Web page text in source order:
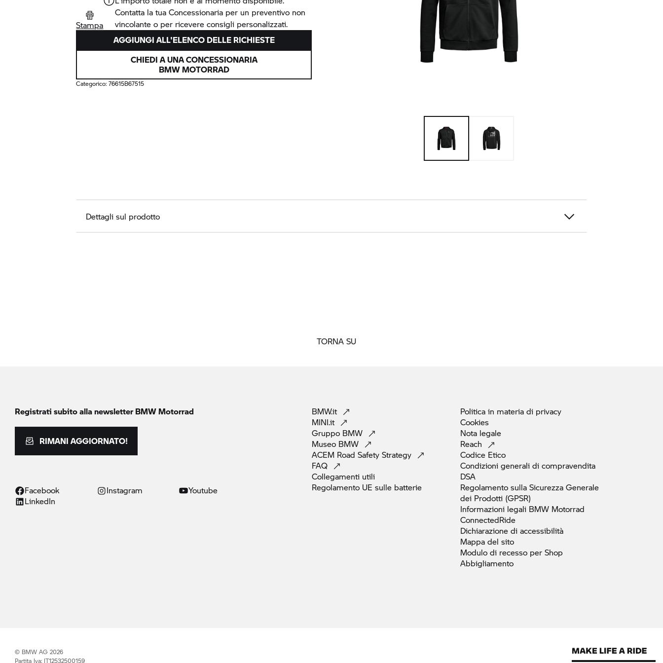
Stampa
Contatta la tua Concessionaria per un preventivo non
vincolante o per ricevere consigli personalizzati.
AGGIUNGI ALL'ELENCO DELLE RICHIESTE
CHIEDI A UNA CONCESSIONARIA
BMW MOTORRAD
Categorico:76615B67515
Dettagli sul prodotto
TORNA SU
Registrati subito alla newsletterBMW Motorrad
RIMANI AGGIORNATO!
Facebook Instagram
Youtube
LinkedIn
BMW.it
MINI.it
Gruppo BMW
Museo BMW
ACEM Road Safety Strategy
FAQ
Collegamenti utili
Regolamento UE sulle batterie
Politica in materia di privacy
Cookies
Nota legale
Reach
Codice Etico
Condizioni generali di compravendita
DSA
Regolamento sulla Sicurezza Generale
dei Prodotti (GPSR)
Informazioni legali BMW Motorrad
ConnectedRide
Dichiarazione di accessibilità
Mappa del sito
Modulo di recesso per Shop
Abbigliamento
© BMW AG 2026
Partita Iva: IT12532500159